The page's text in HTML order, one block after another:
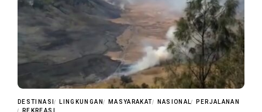
DESTINASI LINGKUNGAN MASYARAKAT NASIONAL
PERJALANAN
REKREASI